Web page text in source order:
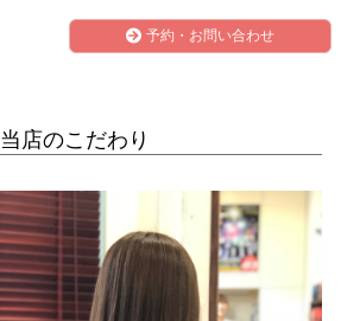
予約・お問い合わせ
当店のこだわり